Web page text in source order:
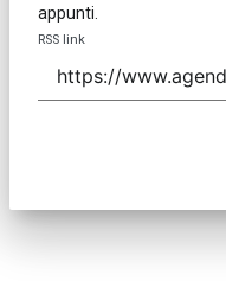
appunti.
RSS link